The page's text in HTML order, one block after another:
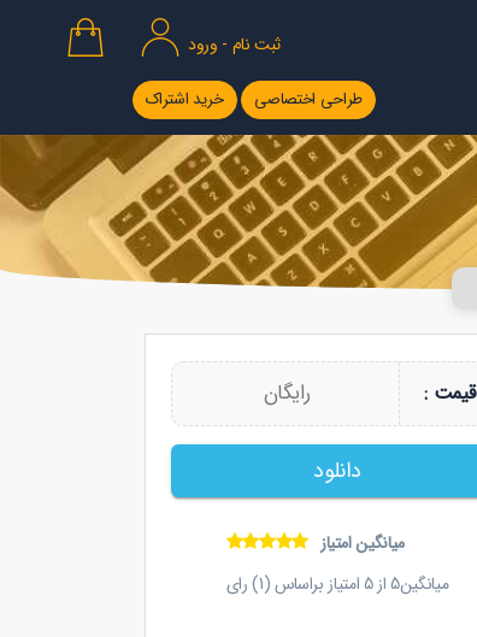
ثبت نام - ورود
طراحی اختصاصی خرید اشتراک
قیمت : رایگان
دانلود
میانگین امتیاز
میانگین5از5امتیاز براساس (1) رای